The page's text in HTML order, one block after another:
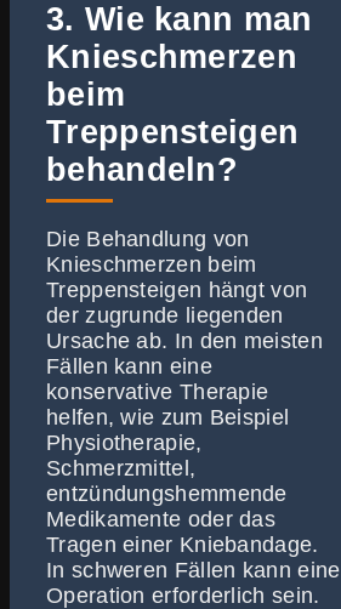
3. Wie kann man
Knieschmerzen
beim
Treppensteigen
behandeln?
Die Behandlung von
Knieschmerzen beim
Treppensteigen hängt von
der zugrunde liegenden
Ursache ab. In den meisten
Fällen kann eine
konservative Therapie
helfen, wie zum Beispiel
Physiotherapie,
Schmerzmittel,
entzündungshemmende
Medikamente oder das
Tragen einer Kniebandage.
In schweren Fällen kann eine
Operation erforderlich sein.